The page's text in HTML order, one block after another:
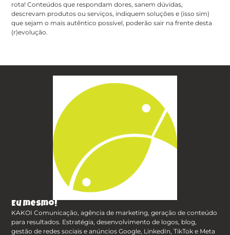
rota! Conteúdos que respondam dores, sanem dúvidas,
descrevam produtos ou serviços, indiquem soluções e (isso sim)
que sejam o mais autêntico possível, poderão sair na frente desta
(r)evolução.
Eu mesmo!
KAKOI Comunicação, agência de marketing, geração de conteúdo
para resultados. Estratégia, desenvolvimento de logos, blog,
gestão de redes sociais e anúncios Google, LinkedIn, TikTok e Meta